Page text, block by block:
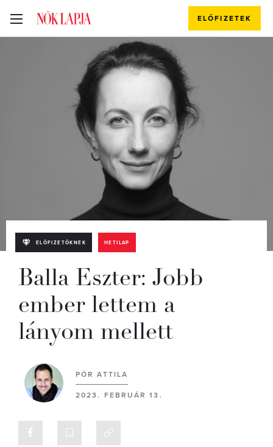
ELŐFIZETEK
ELŐFIZETŐKNEK HETILAP
Balla Eszter: Jobb
ember lettem a
lányom mellett
PÓR ATTILA
2023. FEBRUÁR 13.